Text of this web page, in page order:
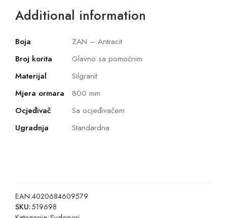
Additional information
Boja
ZAN – Antracit
Broj korita
Glavno sa pomoćnim
Materijal
Silgranit
Mjera ormara
800 mm
Ocjeđivač
Sa ocjeđivačem
Ugradnja
Standardna
EAN:4020684609579
SKU:519698